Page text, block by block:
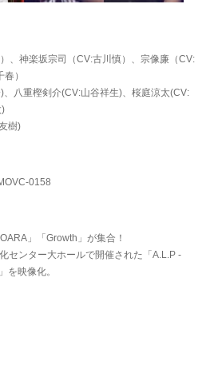
、神楽坂宗司（CV:古川慎）、宗像廉（CV:
）
八重樫剣介(CV:山谷祥生)、桜庭涼太(CV:
)
樹)
0158
」「Growth」が集合！
センター大ホールで開催された「A.L.P -
を映像化。